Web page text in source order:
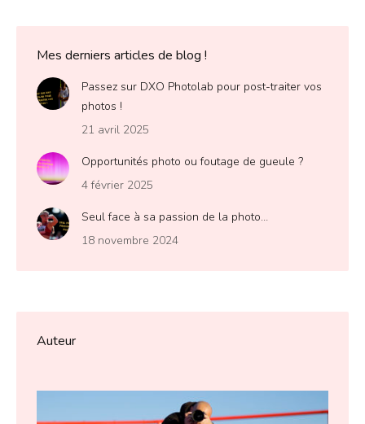
Mes derniers articles de blog !
Passez sur DXO Photolab pour post-traiter vos
photos !
21 avril 2025
Opportunités photo ou foutage de gueule ?
4 février 2025
Seul face à sa passion de la photo…
18 novembre 2024
Auteur